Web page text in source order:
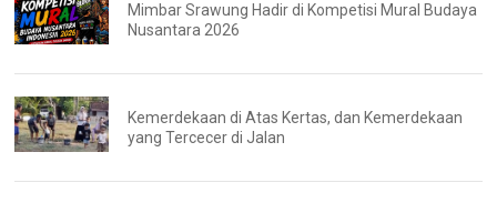
Mimbar Srawung Hadir di Kompetisi Mural Budaya
Nusantara 2026
Kemerdekaan di Atas Kertas, dan Kemerdekaan
yang Tercecer di Jalan